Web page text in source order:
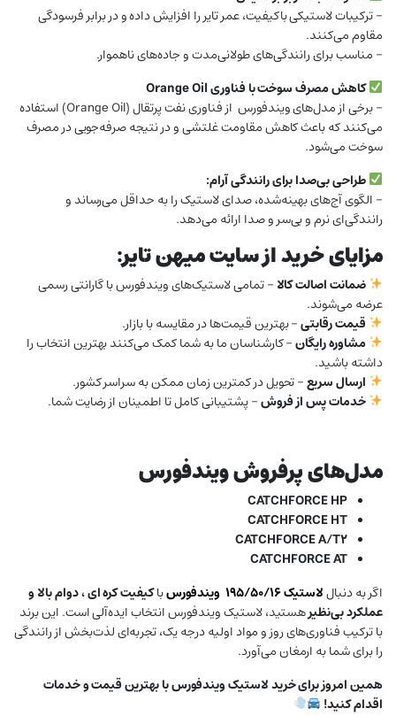
– ترکیبات لاستیکی باکیفیت، عمر تایر را افزایش داده و در برابر فرسودگی
مقاوم می‌کنند.
– مناسب برای رانندگی‌های طولانی‌مدت و جاده‌های ناهموار.
کاهش مصرف سوخت با فناوری Orange Oil
– برخی از مدل‌های ویندفورس از فناوری نفت پرتقال (Orange Oil) استفاده
می‌کنند که باعث کاهش مقاومت غلتشی و در نتیجه صرفه‌جویی در مصرف
سوخت می‌شود.
طراحی بی‌صدا برای رانندگی آرام:
– الگوی آج‌های بهینه‌شده، صدای لاستیک را به حداقل می‌رساند و
رانندگی‌ای نرم و بی‌سر و صدا ارائه می‌دهد.
مزایای خرید از سایت میهن تایر:
ضمانت اصالت کالا – تمامی لاستیک‌های ویندفورس با گارانتی رسمی
عرضه می‌شوند.
قیمت رقابتی– بهترین قیمت‌ها در مقایسه با بازار.
مشاوره رایگان– کارشناسان ما به شما کمک می‌کنند بهترین انتخاب را
داشته باشید.
ارسال سریع– تحویل در کمترین زمان ممکن به سراسر کشور.
خدمات پس از فروش– پشتیبانی کامل تا اطمینان از رضایت شما.
مدل‌های پرفروش ویندفورس
CATCHFORCE HP
CATCHFORCE HT
CATCHFORCE A/T2
CATCHFORCE AT
اگر به دنباللاستیک ۱۹۵/۵۰/۱۶ ویندفورسباکیفیت کره ای ، دوام بالا و
عملکرد بی‌نظیرهستید، لاستیک ویندفورس انتخاب ایده‌آلی است. این برند
با ترکیب فناوری‌های روز و مواد اولیه درجه یک، تجربه‌ای لذت‌بخش از رانندگی
را برای شما به ارمغان می‌آورد.
همین امروز برای خرید لاستیک ویندفورس با بهترین قیمت و خدمات
اقدام کنید!